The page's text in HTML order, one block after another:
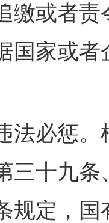
缴或者
国家或
必惩。
三十九
规定，